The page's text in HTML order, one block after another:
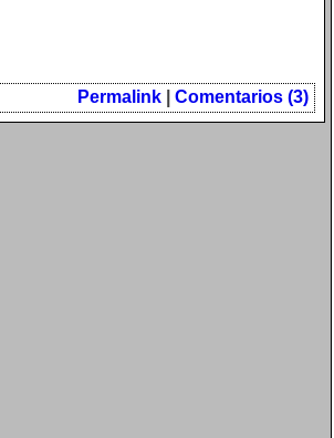
Permalink Comentarios (3)